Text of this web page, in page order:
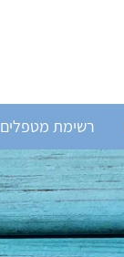
רשימת מטפלים